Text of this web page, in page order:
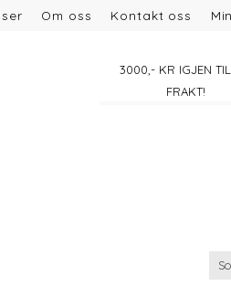
Om oss Kontakt oss
3000 ,- KR IGJEN
FRAKT!